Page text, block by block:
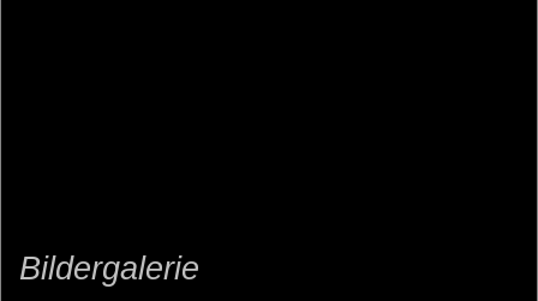
Bildergalerie